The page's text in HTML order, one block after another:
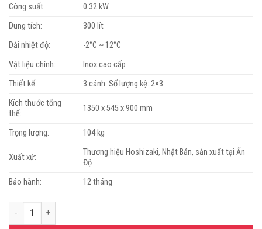
Công suất:
0.32 kW
Dung tích:
300 lít
Dải nhiệt độ:
-2°C ~ 12°C
Vật liệu chính:
Inox cao cấp
Thiết kế:
3 cánh. Số lượng kệ: 2×3.
Kích thước tổng
thể:
1350 x 545 x 900 mm
Trọng lượng: 104 kg
Xuất xứ:
Thương hiệu Hoshizaki, Nhật Bản, sản xuất tại Ấn
Độ
Bảo hành:
12 tháng
Tủ trưng bày rượu Hoshizaki RBWH135-VN số lượng